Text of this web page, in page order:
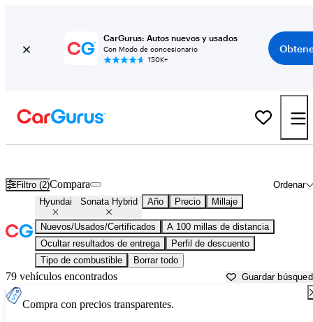
CarGurus: Autos nuevos y usados
Con Modo de concesionario
150K+
Filtro (2) Ordenar
Compara
Hyundai Sonata Hybrid Año Precio Millaje
Nuevos/Usados/Certificados
A 100 millas de distancia
Ocultar resultados de entrega
Perfil de descuento
Tipo de combustible
Borrar todo
79 vehículos encontrados Guardar
Compra con precios transparentes.